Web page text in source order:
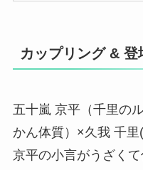
カップリング &
五十嵐 京平（千里の
かん体質）×久我 千里
京平の小言がうざく